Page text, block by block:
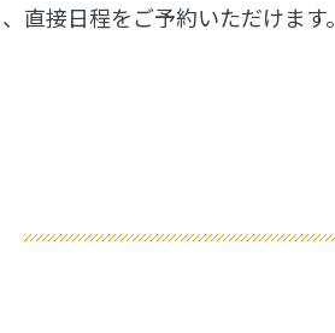
直接日程をご予約いただけます。